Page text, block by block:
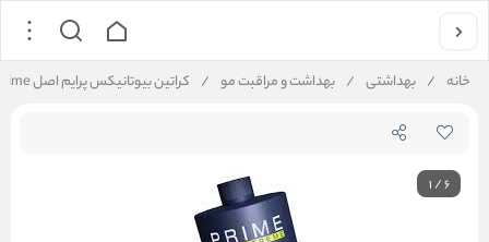
خانه / بهداشتی / بهداشت و مراقبت مو / کراتین بیوتانیکس پرایم اصل Bio tanix Prime حجم ۱۱۰۰ میل
1/6